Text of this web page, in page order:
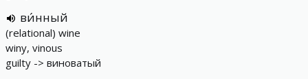
ви́нный
(relational) wine
winy, vinous
guilty -> виноватый